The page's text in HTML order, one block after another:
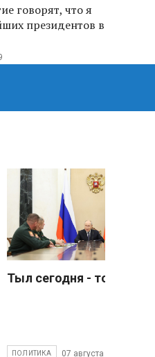
говорят, что я
президентов в
Тыл сегодня - тоже
ПОЛИТИКА 07 августа 2026